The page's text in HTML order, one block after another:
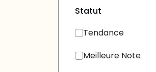
Statut
Tendance
Meilleure Note